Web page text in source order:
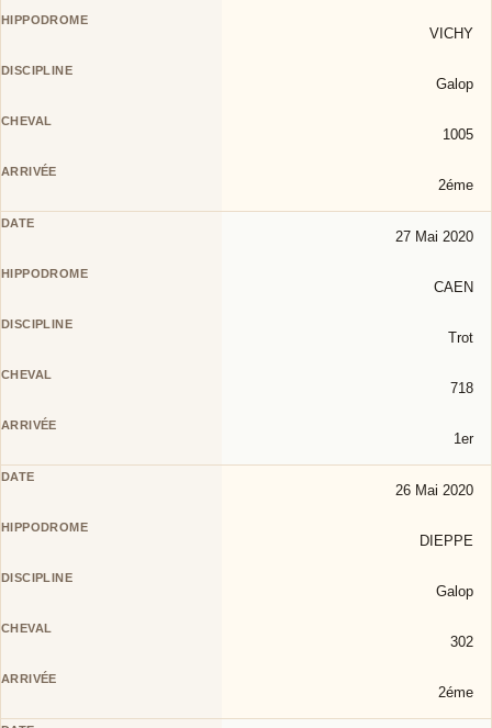
VICHY
Galop
1005
2éme
27 Mai 2020
CAEN
Trot
718
1er
26 Mai 2020
DIEPPE
Galop
302
2éme